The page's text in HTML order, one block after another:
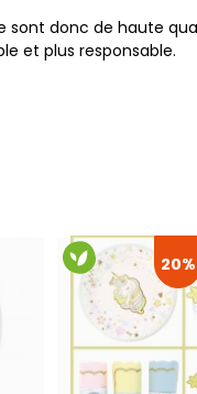
sont donc de haute
et plus responsable.
20%